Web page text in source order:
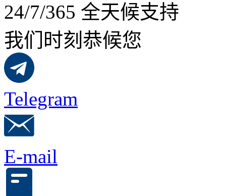
24/7/365 全天候支持
我们时刻恭候您
Telegram
E-mail